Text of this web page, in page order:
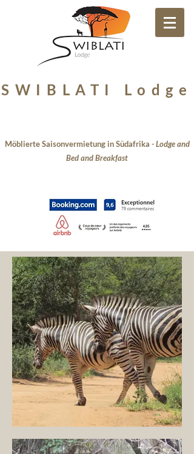
Votre Lodge Francophone à Hoedspruit en Afrique du Sud
SWIBLATI Lodge
Möblierte Saisonvermietung in Südafrika - Lodge and
Bed and Breakfast